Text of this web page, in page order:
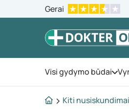
Gerai
Visi gydymo būdai
Kiti